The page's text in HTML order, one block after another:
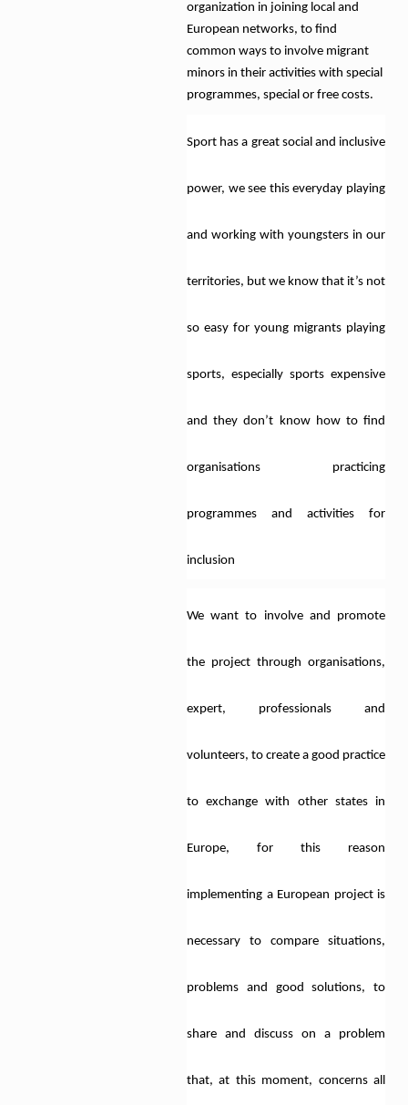
organization in joining local and
European networks, to find
common ways to involve migrant
minors in their activities with special
programmes, special or free costs.
Sport has a great social and inclusive
power, we see this everyday playing
and working with youngsters in our
territories, but we know that it’s not
so easy for young migrants playing
sports, especially sports expensive
and they don’t know how to find
organisations practicing
programmes and activities for
inclusion
We want to involve and promote
the project through organisations,
expert, professionals and
volunteers, to create a good practice
to exchange with other states in
Europe, for this reason
implementing a European project is
necessary to compare situations,
problems and good solutions, to
share and discuss on a problem
that, at this moment, concerns all